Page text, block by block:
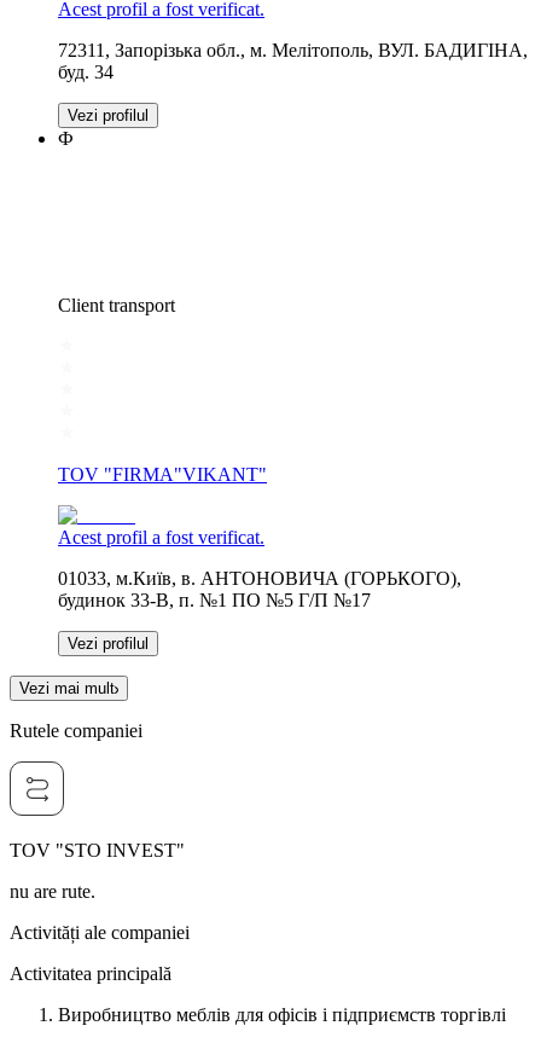
Acest profil a fost verificat.
72311, Запорізька обл., м. Мелітополь, ВУЛ. БАДИГІНА,
буд. 34
Vezi profilul
Ф
Client transport
TOV "FIRMA"VIKANT"
Acest profil a fost verificat.
01033, м.Київ, в. АНТОНОВИЧА (ГОРЬКОГО),
будинок 33-В, п. №1 ПО №5 Г/П №17
Vezi profilul
Vezi mai mult
Rutele companiei
TOV "STO INVEST"
nu are rute.
Activități ale companiei
Activitatea principală
Виробництво меблів для офісів і підприємств торгівлі